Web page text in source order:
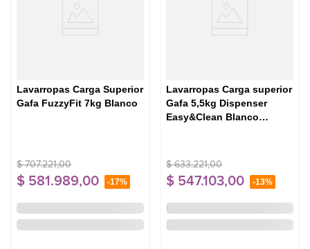
Lavarropas Carga Superior
Gafa FuzzyFit 7kg Blanco
$ 707.221,00
$ 581 .989,00 -17%
Lavarropas Carga superior
Gafa 5,5kg Dispenser
Easy&Clean Blanco
$ 633.221,00
$ 547.103,00 -13%